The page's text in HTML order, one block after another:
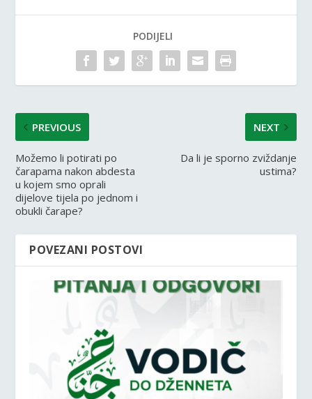
PODIJELI
PREVIOUS
Možemo li potirati po
čarapama nakon abdesta
u kojem smo oprali
dijelove tijela po jednom i
obukli čarape?
NEXT
Da li je sporno zviždanje
ustima?
POVEZANI POSTOVI